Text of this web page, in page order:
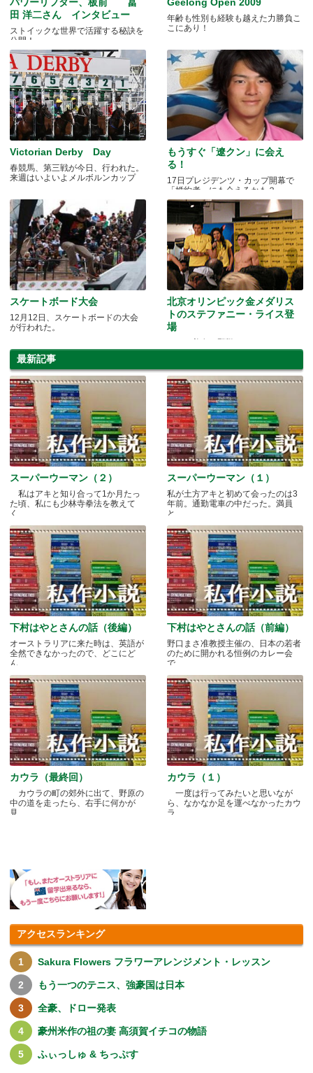
田 洋二さん インタビュー
ストイックな世界で活躍する秘訣を
公開！
年齢も性別も経験も越えた力勝負こ
こにあり！
Victorian Derby Day
春競馬、第三戦が今日、行われた。
来週はいよいよメルボルンカップ
もうすぐ「遼クン」に会え
る！
17日プレジデンツ・カップ開幕で
「婚約者」にも会えるかも？
スケートボード大会
12月12日、スケートボードの大会
が行われた。
北京オリンピック金メダリス
トのステファニー・ライス登
場
最新記事
スーパーウーマン（２）
私はアキと知り合って1か月たっ
た頃、私にも少林寺拳法を教えて
く.....
スーパーウーマン（１）
私が土方アキと初めて会ったのは3
年前。通勤電車の中だった。満員
と.....
下村はやとさんの話（後編）
オーストラリアに来た時は、英語が
全然できなかったので、どこにど
ん.....
下村はやとさんの話（前編）
野口まさ准教授主催の、日本の若者
のために開かれる恒例のカレー会
で.....
カウラ（最終回）
カウラの町の郊外に出て、野原の
中の道を走ったら、右手に何かが
見.....
カウラ（１）
一度は行ってみたいと思いなが
ら、なかなか足を運べなかったカウ
ラ.....
アクセスランキング
Sakura Flowers フラワーアレンジメント・レッスン
もう一つのテニス、強豪国は日本
全豪、ドロー発表
豪州米作の祖の妻 高須賀イチコの物語
ふぃっしゅ & ちっぷす